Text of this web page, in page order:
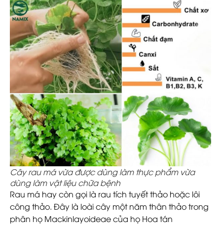
Cây rau má vừa được dùng làm thực phẩm vừa
dùng làm vật liệu chữa bệnh
Rau má hay còn gọi là rau tích tuyết thảo hoặc lôi
công thảo. Đây là loài cây một năm thân thảo trong
phân họ Mackinlayoideae của họ Hoa tán